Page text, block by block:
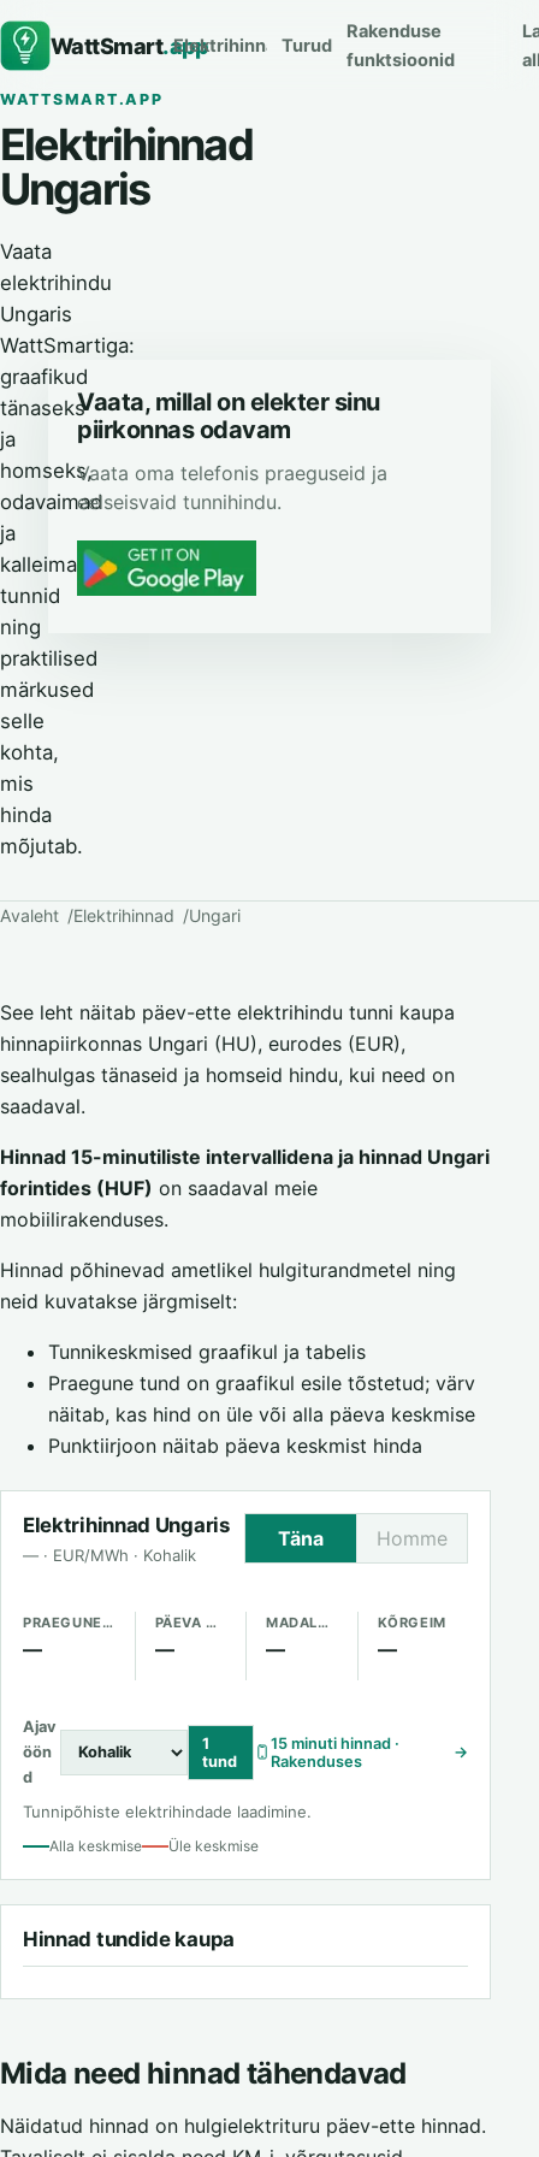
WattSmart.app
ElektrihinnadTurud
Rakenduse
funktsioonid
WATTSMART.APP
Elektrihinnad
Ungaris
Vaata
elektrihindu
Ungaris
WattSmartiga:
graafikud
tänaseks
ja
homseks,
odavaimad
ja
kalleimad
tunnid
ning
praktilised
märkused
selle
kohta,
mis
hinda
mõjutab.
Vaata, millal on elekter sinu
piirkonnas odavam
Vaata oma telefonis praeguseid ja
eelseisvaid tunnihindu.
Avaleht Elektrihinnad Ungari
See leht näitab päev-ette elektrihindu tunni kaupa
hinnapiirkonnas Ungari (HU), eurodes (EUR),
sealhulgas tänaseid ja homseid hindu, kui need on
saadaval.
Hinnad 15-minutiliste intervallidena ja hinnad Ungari
forintides (HUF) on saadaval meie
mobiilirakenduses.
Hinnad põhinevad ametlikel hulgiturandmetel ning
neid kuvatakse järgmiselt:
Tunnikeskmised graafikul ja tabelis
Praegune tund on graafikul esile tõstetud; värv
näitab, kas hind on üle või alla päeva keskmise
Punktiirjoon näitab päeva keskmist hinda
Elektrihinnad Ungaris
— · EUR/MWh · Kohalik
Täna Homme
PRAEGUNE HIND
—
PÄEVA KESKMINE
—
MADALAIM
—
KÕRGEIM
—
Ajav
öön
d
1
tund
15 minuti hinnad ·
Rakenduses
→
Tunnipõhiste elektrihindade laadimine.
Alla keskmise Üle keskmise
Hinnad tundide kaupa
Mida need hinnad tähendavad
Näidatud hinnad on hulgielektrituru päev-ette hinnad.